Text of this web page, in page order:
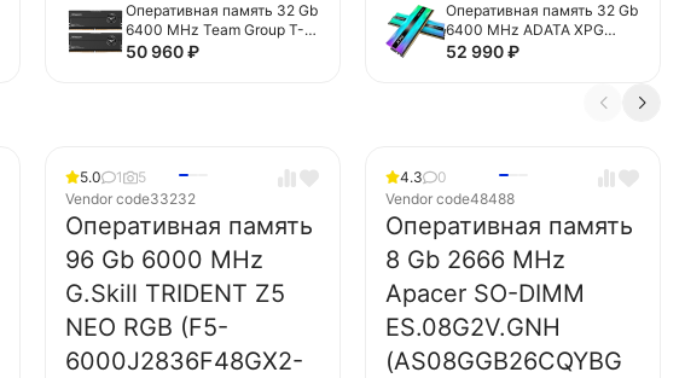
Оперативная память 32 Gb
6400 MHz Team Group T-
FORCE XTREEM Narvik
50 960₽
Оперативная память 32 Gb
6400 MHz ADATA XPG
LANCER Neon RGB
52 990₽
5.0 1
5
Vendor code33232
Оперативная память
96 Gb 6000 MHz
G.Skill TRIDENT Z5
NEO RGB (F5-
6000J2836F48GX2-
4.3
0
Vendor code48488
Оперативная память
8 Gb 2666 MHz
Apacer SO-DIMM
ES.08G2V.GNH
(AS08GGB26CQYBG